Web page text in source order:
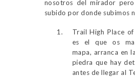
nosotros del mirador
subido por donde subimos
Trail High Place
es el que os
mapa, arranca en
piedra que hay
antes de llegar al